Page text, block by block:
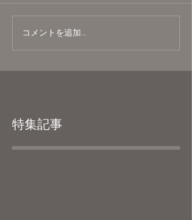
コメントを追加…
特集記事